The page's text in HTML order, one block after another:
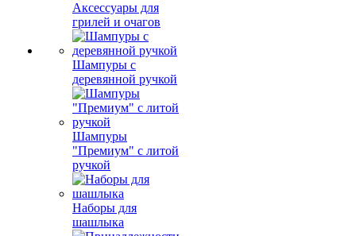
Аксессуары для
грилей и очагов
Шампуры с
деревянной ручкой
Шампуры
"Премиум" с литой
ручкой
Наборы для
шашлыка